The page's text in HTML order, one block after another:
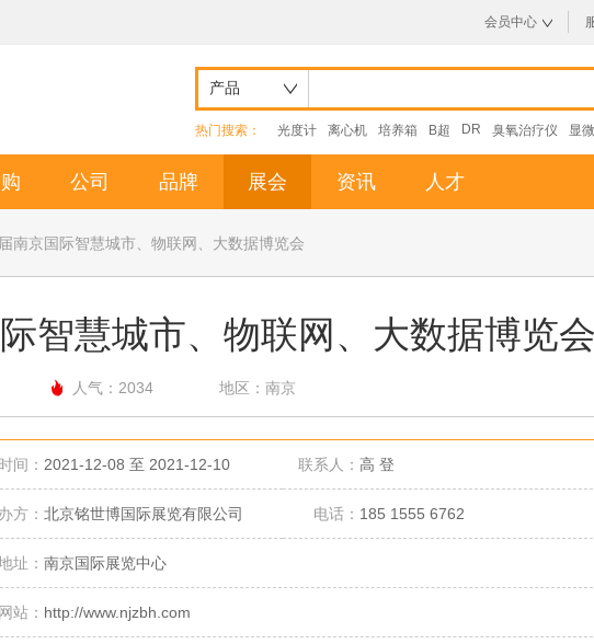
会员中心
产品
热门搜索： 光度计 离心机 培养箱 B超 DR 臭氧治疗仪 显
公司 品牌 展会 资讯 人才
南京国际智慧城市、物联网、大数据博览会
智慧城市、物联网、大数据博览会
人气：2034 地区：南京
间： 2021-12-08 至 2021-12-10 联系人： 高 登
方： 北京铭世博国际展览有限公司 电话： 185 1555 6762
址： 南京国际展览中心
站： http://www.njzbh.com